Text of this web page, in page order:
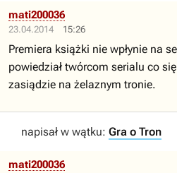
23.04.2014 15:26
mati200036
Premiera książki nie wpłynie na
powiedział twórcom serialu co
zasiądzie na żelaznym tronie.
napisał w wątku: Gra o Tron
mati200036